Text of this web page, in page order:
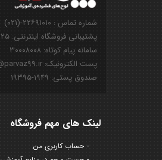
شماره تماس : ۲۲۶۹۱۰۱۰-(۰۲۱)
پشتیبانی فروشگاه اینترنتی: ۰۹۱۲۸۵۰۱۱۲۵
سامانه پیام کوتاه: ۳۰۰۰۸۰۰۸
پست الکترونیک: info@parvaz99.ir
صندوق پستی: ۱۹۴۹-۱۹۳۹۵
لینک های مهم فروشگاه
حساب کاربری من